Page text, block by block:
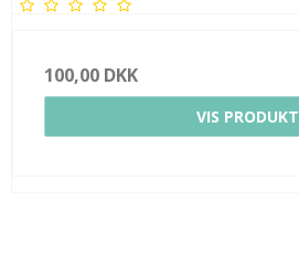
100,00 DKK
VIS PRODUKT